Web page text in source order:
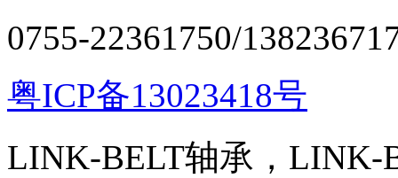
0755-22361750/
粤ICP备13023418号
LINK-BELT轴承，LINK-